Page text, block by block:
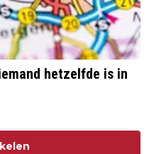
hetzelfde is in